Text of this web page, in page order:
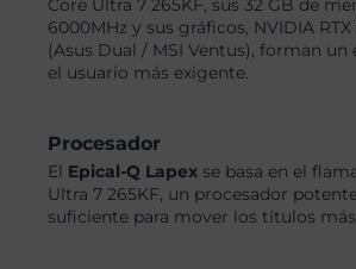
Core Ultra 7 265KF, sus 32 GB de
6000MHz y sus gráficos, NVIDIA RTX
(Asus Dual / MSI Ventus), forman un
el usuario más exigente.
Procesador
El Epical-Q Lapex se basa en el
Ultra 7 265KF, un procesador
suficiente para mover los títulos